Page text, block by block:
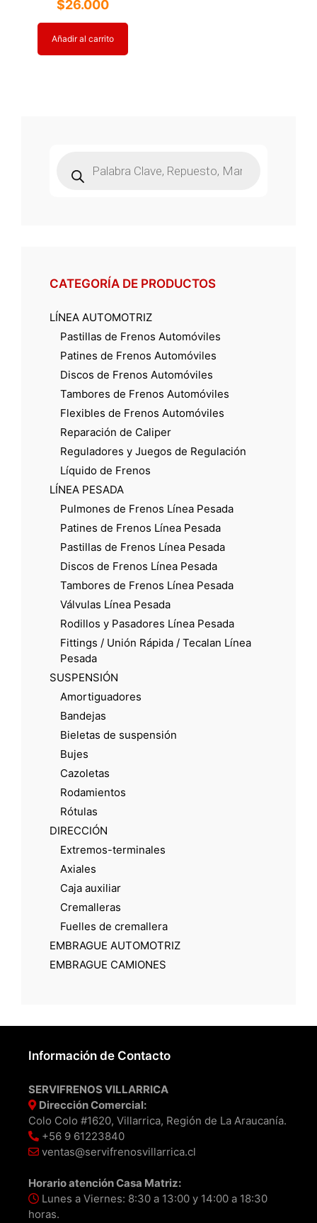
$26.000
Añadir al carrito
productos
CATEGORÍA DE PRODUCTOS
LÍNEA AUTOMOTRIZ
Pastillas de Frenos Automóviles
Patines de Frenos Automóviles
Discos de Frenos Automóviles
Tambores de Frenos Automóviles
Flexibles de Frenos Automóviles
Reparación de Caliper
Reguladores y Juegos de Regulación
Líquido de Frenos
LÍNEA PESADA
Pulmones de Frenos Línea Pesada
Patines de Frenos Línea Pesada
Pastillas de Frenos Línea Pesada
Discos de Frenos Línea Pesada
Tambores de Frenos Línea Pesada
Válvulas Línea Pesada
Rodillos y Pasadores Línea Pesada
Fittings / Unión Rápida / Tecalan Línea
Pesada
SUSPENSIÓN
Amortiguadores
Bandejas
Bieletas de suspensión
Bujes
Cazoletas
Rodamientos
Rótulas
DIRECCIÓN
Extremos-terminales
Axiales
Caja auxiliar
Cremalleras
Fuelles de cremallera
EMBRAGUE AUTOMOTRIZ
EMBRAGUE CAMIONES
Información de Contacto
SERVIFRENOS VILLARRICA
Dirección Comercial:
Colo Colo #1620, Villarrica, Región de La Araucanía.
+56 9 61223840
ventas@servifrenosvillarrica.cl
Horario atención Casa Matriz:
Lunes a Viernes: 8:30 a 13:00 y 14:00 a 18:30
horas.